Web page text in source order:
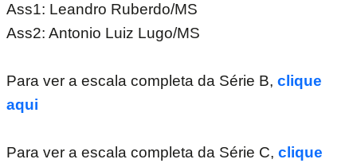
Ass1: Leandro Ruberdo/MS
Ass2: Antonio Luiz Lugo/MS
Para ver a escala completa da Série B, clique
aqui
Para ver a escala completa da Série C, clique